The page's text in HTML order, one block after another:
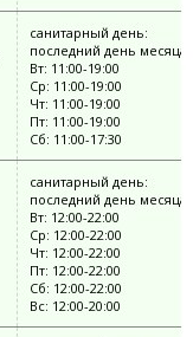
санитарный день:
последний день месяца
Вт: 11:00-19:00
Ср: 11:00-19:00
Чт: 11:00-19:00
Пт: 11:00-19:00
Сб: 11:00-17:30
санитарный день:
последний день месяца
Вт: 12:00-22:00
Ср: 12:00-22:00
Чт: 12:00-22:00
Пт: 12:00-22:00
Сб: 12:00-22:00
Вс: 12:00-20:00